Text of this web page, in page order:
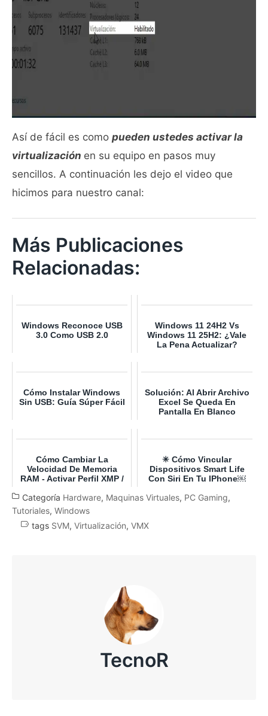
Así de fácil es como pueden ustedes activar la
virtualización en su equipo en pasos muy
sencillos. A continuación les dejo el video que
hicimos para nuestro canal:
Más Publicaciones
Relacionadas:
Windows Reconoce USB
3.0 Como USB 2.0
Windows 11 24H2 Vs
Windows 11 25H2: ¿Vale
La Pena Actualizar?
Cómo Instalar Windows
Sin USB: Guía Súper Fácil
Solución: Al Abrir Archivo
Excel Se Queda En
Pantalla En Blanco
Cómo Cambiar La
Velocidad De Memoria
RAM - Activar Perfil XMP /
✳ Cómo Vincular
Dispositivos Smart Life
Con Siri En Tu IPhone￼
Categoría Hardware, Maquinas Virtuales, PC Gaming,
Tutoriales, Windows
tags SVM, Virtualización, VMX
TecnoR